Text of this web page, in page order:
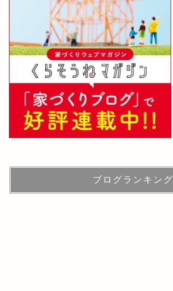
ブログランキング